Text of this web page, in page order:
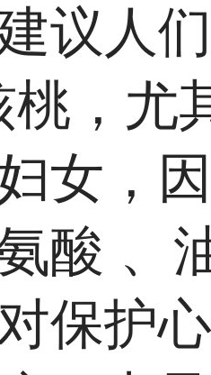
议人
桃，尤
女，
酸 、
保护